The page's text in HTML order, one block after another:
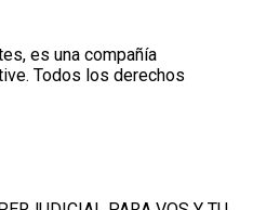
es una compañía
Todos los derechos